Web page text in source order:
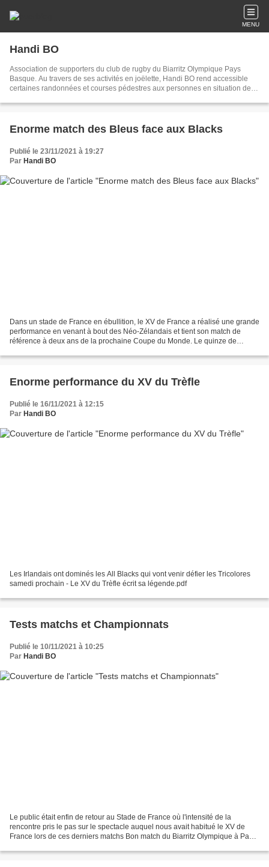
MENU
Handi BO
Association de supporters du club de rugby du Biarritz Olympique Pays
Basque. Au travers de ses activités en joëlette, Handi BO rend accessible
certaines randonnées et courses pédestres aux personnes en situation de
Enorme match des Bleus face aux Blacks
Publié le 23/11/2021 à 19:27
Par Handi BO
Dans un stade de France en ébullition, le XV de France a réalisé une grande
performance en venant à bout des Néo-Zélandais et tient son match de
référence à deux ans de la prochaine Coupe du Monde. Le quinze de
Enorme performance du XV du Trèfle
Publié le 16/11/2021 à 12:15
Par Handi BO
Les Irlandais ont dominés les All Blacks qui vont venir défier les Tricolores
samedi prochain - Le XV du Trèfle écrit sa légende.pdf
Tests matchs et Championnats
Publié le 10/11/2021 à 10:25
Par Handi BO
Le public était enfin de retour au Stade de France où l'intensité de la
rencontre pris le pas sur le spectacle auquel nous avait habitué le XV de
France lors de ces derniers matchs Bon match du Biarritz Olympique à Pau